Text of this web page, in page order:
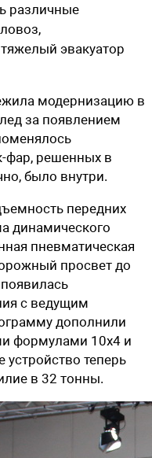
различные
эвакуатор
модернизацию в
за появлением
фар, решенных в
было внутри.
передних
динамического
пневматическая
просвет до
с ведущим
дополнили
формулами 10х4 и
устройство теперь
в 32 тонны.